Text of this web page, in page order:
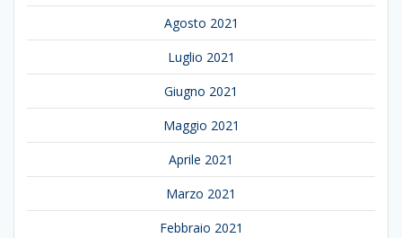
Agosto 2021
Luglio 2021
Giugno 2021
Maggio 2021
Aprile 2021
Marzo 2021
Febbraio 2021